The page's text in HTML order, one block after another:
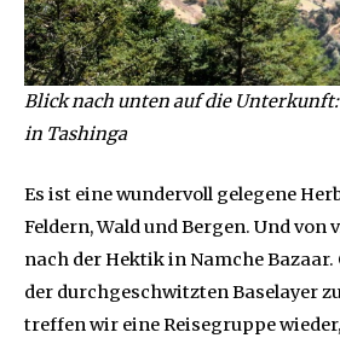
Blick nach unten auf die
in Tashinga
Es ist eine wundervoll gelegene
Feldern, Wald und Bergen. Und von
nach der Hektik in Namche
der durchgeschwitzten Baselayer
treffen wir eine Reisegruppe